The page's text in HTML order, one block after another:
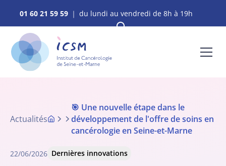
01 60 21 59 59｜ du lundi au vendredi de 8h à 19h
Actualités
🎯 Une nouvelle étape dans le
développement de l'offre de soins en
cancérologie en Seine-et-Marne
Dernières innovations
22/06/2026